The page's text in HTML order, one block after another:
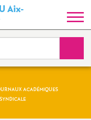
Aix-
y
n
d
ACADÉMIQUES